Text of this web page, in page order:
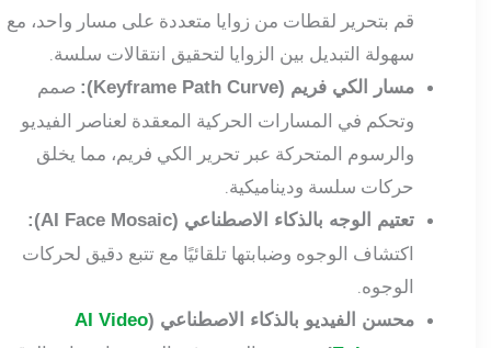
قم بتحرير لقطات من زوايا متعددة على مسار واحد، مع
سهولة التبديل بين الزوايا لتحقيق انتقالات سلسة.
مسار الكي فريم (Keyframe Path Curve):
صمم
وتحكم في المسارات الحركية المعقدة لعناصر الفيديو
والرسوم المتحركة عبر تحرير الكي فريم، مما يخلق
حركات سلسة وديناميكية.
تعتيم الوجه بالذكاء الاصطناعي (AI Face Mosaic):
اكتشاف الوجوه وضبابتها تلقائيًا مع تتبع دقيق لحركات
الوجوه.
محسن الفيديو بالذكاء الاصطناعي ( AI Video